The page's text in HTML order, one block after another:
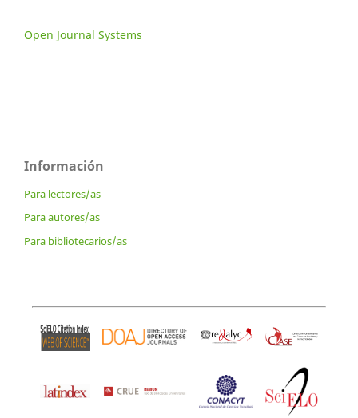
Open Journal Systems
Información
Para lectores/as
Para autores/as
Para bibliotecarios/as